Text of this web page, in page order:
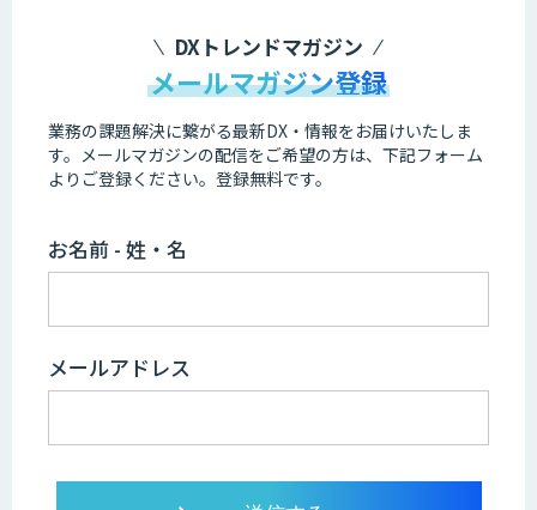
DXトレンドマガジン
メールマガジン登録
業務の課題解決に繋がる最新DX・情報をお届けいたしま
す。 メールマガジンの配信をご希望の方は、下記フォーム
よりご登録ください。登録無料です。
お名前 - 姓・名
メールアドレス